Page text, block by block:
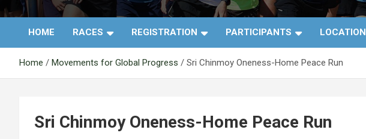
АК Шри Чинмој – Шри
Чинмој Маратон
Тим®
HOME RACES REGISTRATION PARTICIPANTS LOCATION
Home Movements for Global Progress Sri Chinmoy Oneness-Home Peace Run
Sri Chinmoy Oneness-Home Peace Run